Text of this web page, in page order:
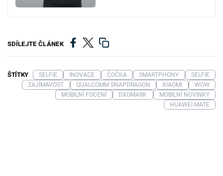
SDÍLEJTE ČLÁNEK
ŠTÍTKY SELFIE INOVACE ČOČKA SMARTPHONY
SELFIE
ZAJÍMAVOST
QUALCOMM SNAPDRAGON XIAOMI
WOW
MOBILNÍ FOCENÍ
DXOMARK
MOBILNÍ NOVINKY
HUAWEI MATE